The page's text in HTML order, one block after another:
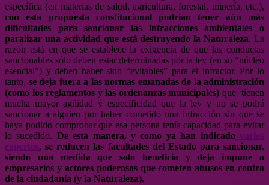
específica (en materias de salud, agricultura, forestal, minería, etc.),
con esta propuesta constitucional podrían tener aún más
dificultades para sancionar las infracciones ambientales o
paralizar una actividad que está destruyendo la Naturaleza. La
razón está en que se establece la exigencia de que las conductas
sancionables sólo deben estar determinadas por la ley (en su “núcleo
esencial”) y deben haber sido “evitables” para el infractor. Por lo
tanto, se deja fuera a las normas emanadas de la administración
(como los reglamentos y las ordenanzas municipales) que tienen
mucha mayor agilidad y especificidad que la ley y no se podrá
sancionar a alguien por haber cometido una infracción sin que se
haya podido comprobar que esa persona tenía capacidad para evitar
lo sucedido. De esta manera, y como ya han indicadovarios
, se reducen las facultades del Estado para sancionar,
siendo una medida que solo beneficia y deja impune a
empresarios y actores poderosos que cometen abusos en contra
de la ciudadanía (y la Naturaleza).